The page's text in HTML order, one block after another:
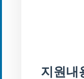
지원내